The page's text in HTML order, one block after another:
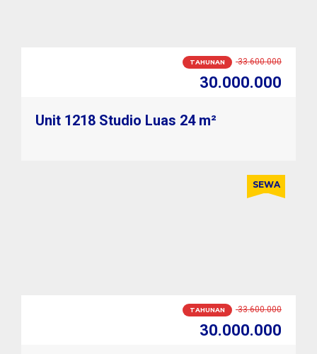
BULANAN 2.800.000
2.500.000
Unit 1218 Studio Luas 24 m²
SEWA
BULANAN 2.800.000
2.500.000